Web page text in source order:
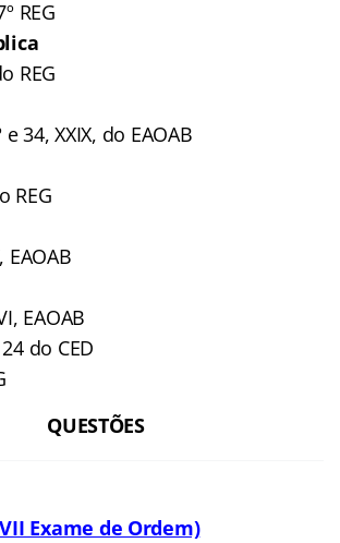
REG
REG
e 34, XXIX, do EAOAB
REG
EAOAB
EAOAB
do CED
QUESTÕES
Exame de Ordem)